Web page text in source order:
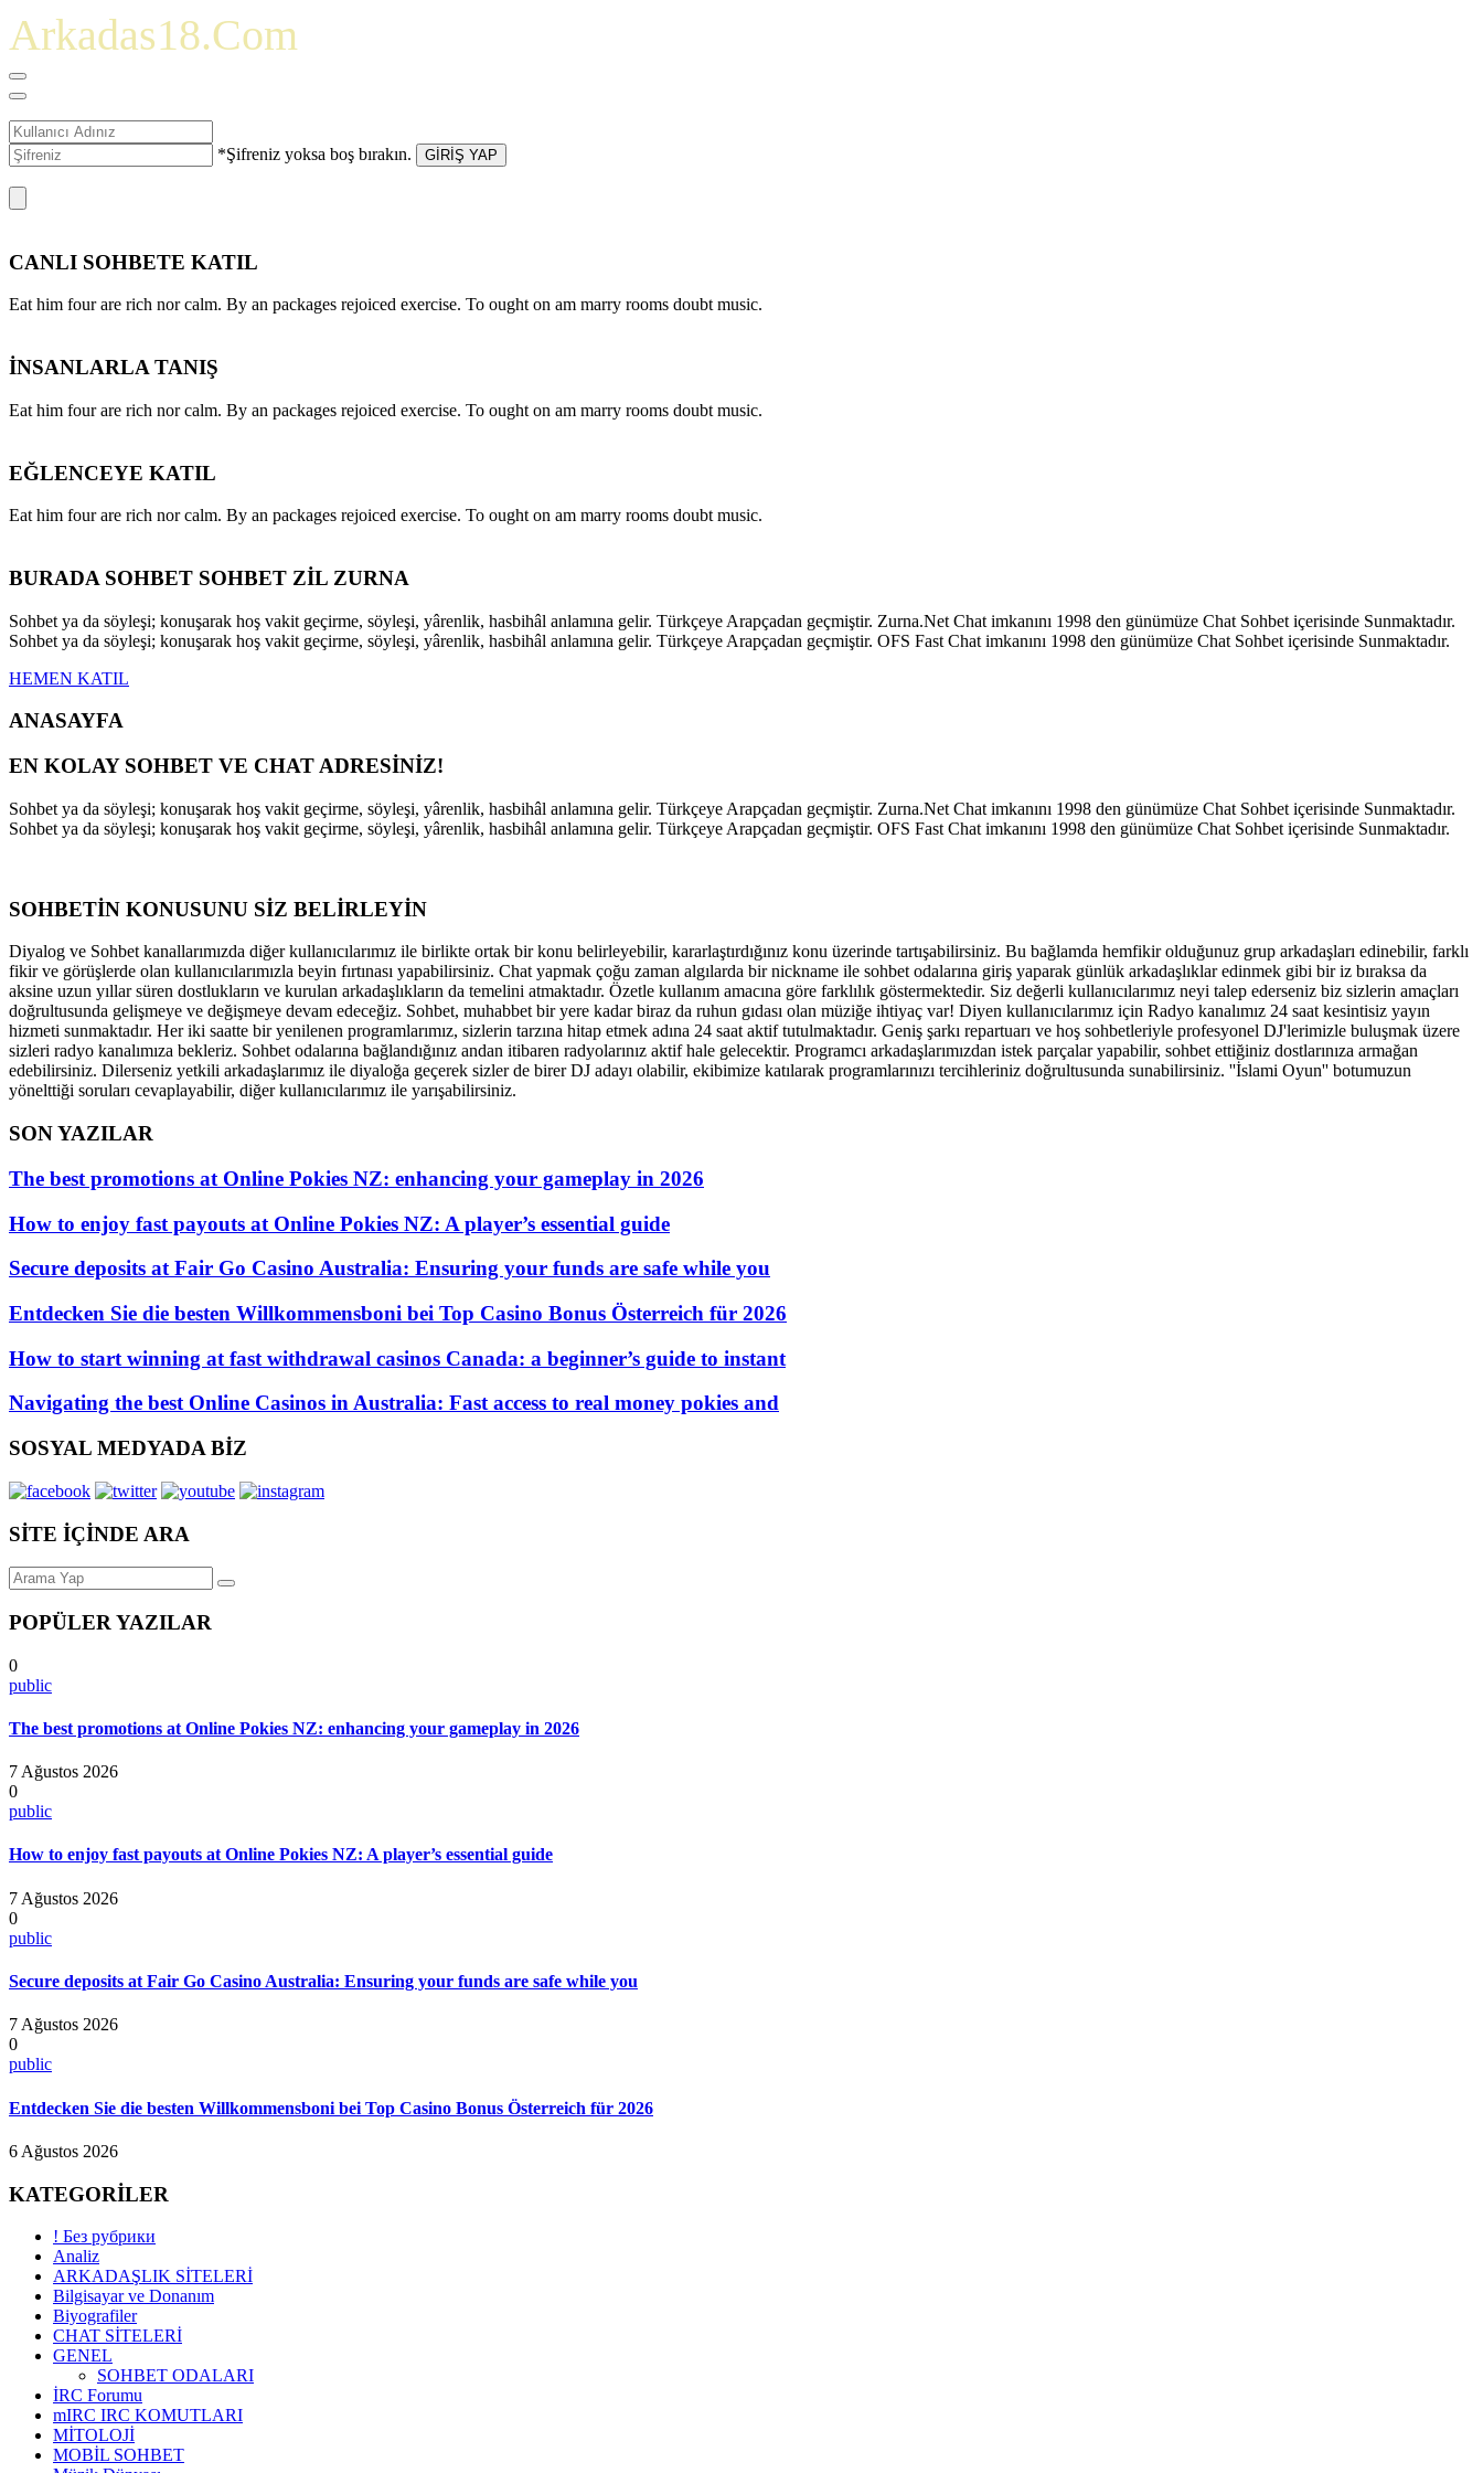
Arkadas18.Com
*Şifreniz yoksa boş bırakın. GİRİŞ YAP
CANLI SOHBETE KATIL
Eat him four are rich nor calm. By an packages rejoiced exercise. To ought on am marry rooms doubt music.
İNSANLARLA TANIŞ
Eat him four are rich nor calm. By an packages rejoiced exercise. To ought on am marry rooms doubt music.
EĞLENCEYE KATIL
Eat him four are rich nor calm. By an packages rejoiced exercise. To ought on am marry rooms doubt music.
BURADA SOHBET SOHBET ZİL ZURNA
Sohbet ya da söyleşi; konuşarak hoş vakit geçirme, söyleşi, yârenlik, hasbihâl anlamına gelir. Türkçeye Arapçadan geçmiştir. Zurna.Net Chat imkanını 1998 den günümüze Chat Sohbet içerisinde Sunmaktadır.
Sohbet ya da söyleşi; konuşarak hoş vakit geçirme, söyleşi, yârenlik, hasbihâl anlamına gelir. Türkçeye Arapçadan geçmiştir. OFS Fast Chat imkanını 1998 den günümüze Chat Sohbet içerisinde Sunmaktadır.
HEMEN KATIL
ANASAYFA
EN KOLAY SOHBET VE CHAT ADRESİNİZ!
Sohbet ya da söyleşi; konuşarak hoş vakit geçirme, söyleşi, yârenlik, hasbihâl anlamına gelir. Türkçeye Arapçadan geçmiştir. Zurna.Net Chat imkanını 1998 den günümüze Chat Sohbet içerisinde Sunmaktadır.
Sohbet ya da söyleşi; konuşarak hoş vakit geçirme, söyleşi, yârenlik, hasbihâl anlamına gelir. Türkçeye Arapçadan geçmiştir. OFS Fast Chat imkanını 1998 den günümüze Chat Sohbet içerisinde Sunmaktadır.
SOHBETİN KONUSUNU SİZ BELİRLEYİN
Diyalog ve Sohbet kanallarımızda diğer kullanıcılarımız ile birlikte ortak bir konu belirleyebilir, kararlaştırdığınız konu üzerinde tartışabilirsiniz. Bu bağlamda hemfikir olduğunuz grup arkadaşları edinebilir, farklı
fikir ve görüşlerde olan kullanıcılarımızla beyin fırtınası yapabilirsiniz. Chat yapmak çoğu zaman algılarda bir nickname ile sohbet odalarına giriş yaparak günlük arkadaşlıklar edinmek gibi bir iz bıraksa da
aksine uzun yıllar süren dostlukların ve kurulan arkadaşlıkların da temelini atmaktadır. Özetle kullanım amacına göre farklılık göstermektedir. Siz değerli kullanıcılarımız neyi talep ederseniz biz sizlerin amaçları
doğrultusunda gelişmeye ve değişmeye devam edeceğiz. Sohbet, muhabbet bir yere kadar biraz da ruhun gıdası olan müziğe ihtiyaç var! Diyen kullanıcılarımız için Radyo kanalımız 24 saat kesintisiz yayın
hizmeti sunmaktadır. Her iki saatte bir yenilenen programlarımız, sizlerin tarzına hitap etmek adına 24 saat aktif tutulmaktadır. Geniş şarkı repartuarı ve hoş sohbetleriyle profesyonel DJ'lerimizle buluşmak üzere
sizleri radyo kanalımıza bekleriz. Sohbet odalarına bağlandığınız andan itibaren radyolarınız aktif hale gelecektir. Programcı arkadaşlarımızdan istek parçalar yapabilir, sohbet ettiğiniz dostlarınıza armağan
edebilirsiniz. Dilerseniz yetkili arkadaşlarımız ile diyaloğa geçerek sizler de birer DJ adayı olabilir, ekibimize katılarak programlarınızı tercihleriniz doğrultusunda sunabilirsiniz. ''İslami Oyun'' botumuzun
yönelttiği soruları cevaplayabilir, diğer kullanıcılarımız ile yarışabilirsiniz.
SON YAZILAR
The best promotions at Online Pokies NZ: enhancing your gameplay in 2026
How to enjoy fast payouts at Online Pokies NZ: A player’s essential guide
Secure deposits at Fair Go Casino Australia: Ensuring your funds are safe while you
Entdecken Sie die besten Willkommensboni bei Top Casino Bonus Österreich für 2026
How to start winning at fast withdrawal casinos Canada: a beginner’s guide to instant
Navigating the best Online Casinos in Australia: Fast access to real money pokies and
SOSYAL MEDYADA BİZ
SİTE İÇİNDE ARA
POPÜLER YAZILAR
0
public
The best promotions at Online Pokies NZ: enhancing your gameplay in 2026
7 Ağustos 2026
0
public
How to enjoy fast payouts at Online Pokies NZ: A player’s essential guide
7 Ağustos 2026
0
public
Secure deposits at Fair Go Casino Australia: Ensuring your funds are safe while you
7 Ağustos 2026
0
public
Entdecken Sie die besten Willkommensboni bei Top Casino Bonus Österreich für 2026
6 Ağustos 2026
KATEGORİLER
! Без рубрики
Analiz
ARKADAŞLIK SİTELERİ
Bilgisayar ve Donanım
Biyografiler
CHAT SİTELERİ
GENEL
SOHBET ODALARI
İRC Forumu
mIRC IRC KOMUTLARI
MİTOLOJİ
MOBİL SOHBET